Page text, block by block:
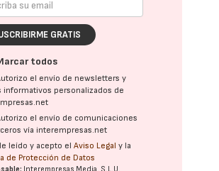
GRATIS
todos
el envío de newsletters y
informativos personalizados de
el envío de comunicaciones
vía interempresas.net
leído y acepto elAviso Legal y la
de Protección de Datos